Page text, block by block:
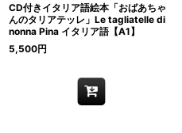
CD付きイタリア語絵本「おばあちゃ
んのタリアテッレ」Le tagliatelle di
nonna Pina イタリア語【A1】
5,500円